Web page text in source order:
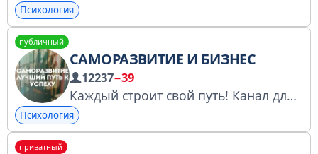
Психология
публичный
САМОРАЗВИТИЕ И БИЗНЕС
12237−39
Каждый строит свой путь! Канал для вдохновения и мотивации. Лучшие мотивационные посты, бизнес и психологические тесты. @nekitbos
Психология
приватный